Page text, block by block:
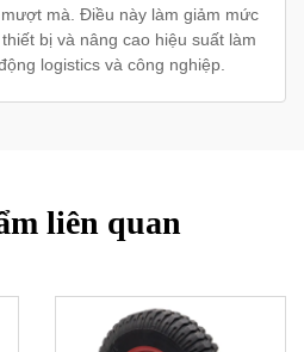
mà. Điều này làm giảm mức
bị và nâng cao hiệu suất làm
logistics và công nghiệp.
liên quan